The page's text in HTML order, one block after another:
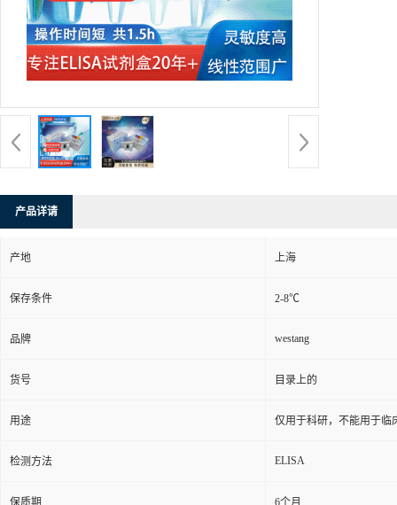
产品详请
产地 上海
保存条件 2-8℃
品牌 westang
货号 目录上的
用途 仅用于科研，不能用于临
检测方法 ELISA
保质期 6个月